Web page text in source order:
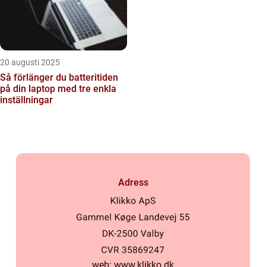
20 augusti 2025
Så förlänger du batteritiden
på din laptop med tre enkla
inställningar
Adress